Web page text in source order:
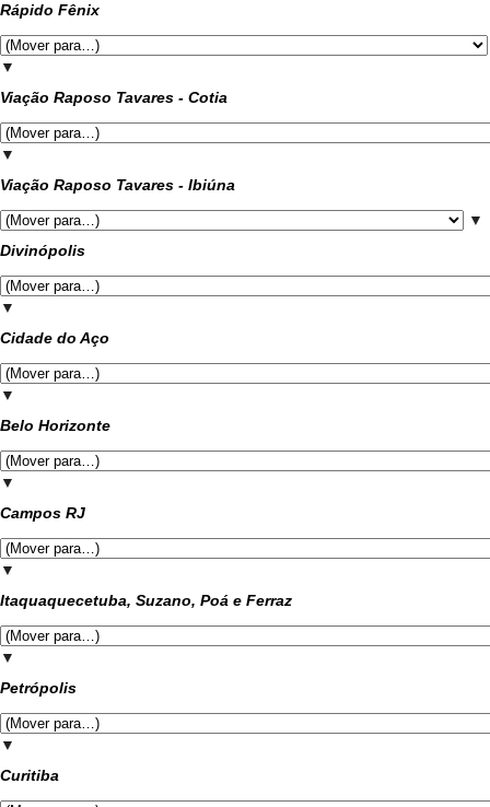
Rápido Fênix
▼
Viação Raposo Tavares - Cotia
▼
Viação Raposo Tavares - Ibiúna
▼
Divinópolis
▼
Cidade do Aço
▼
Belo Horizonte
▼
Campos RJ
▼
Itaquaquecetuba, Suzano, Poá e Ferraz
▼
Petrópolis
▼
Curitiba